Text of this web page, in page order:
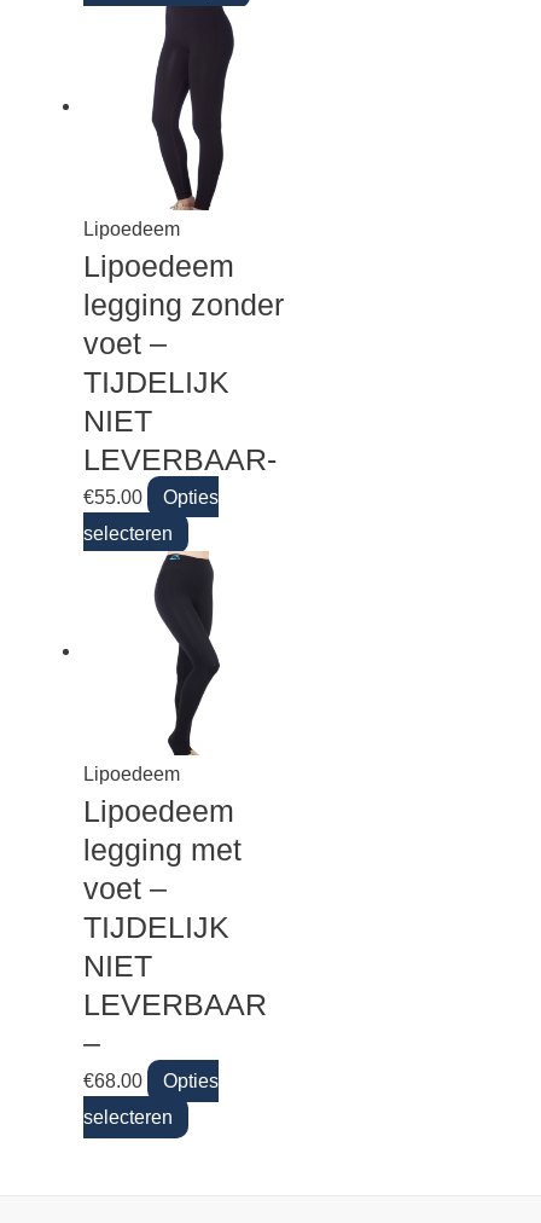
Lipoedeem
Lipoedeem
legging zonder
voet –
TIJDELIJK
NIET
LEVERBAAR-
€55.00
Opties
selecteren
Lipoedeem
Lipoedeem
legging met
voet –
TIJDELIJK
NIET
LEVERBAAR
–
€68.00
Opties
selecteren